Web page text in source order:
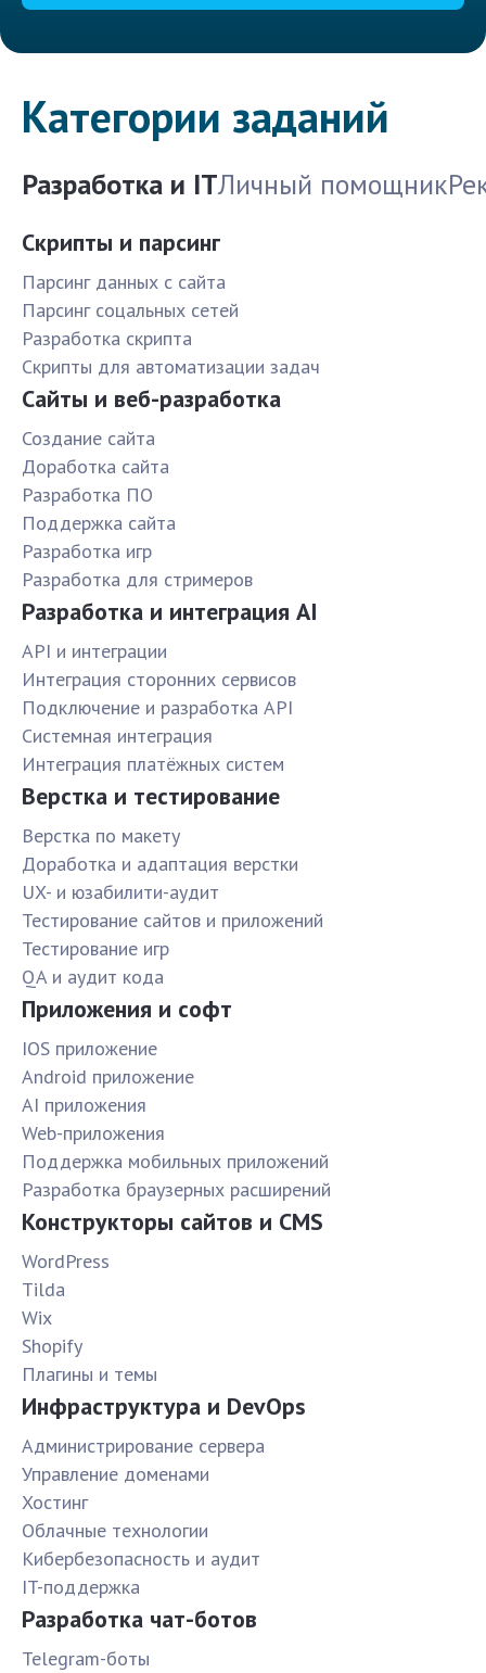
Категории заданий
Разработка и ITЛичный помощник
Скрипты и парсинг
Парсинг данных с сайта
Парсинг соцальных сетей
Разработка скрипта
Скрипты для автоматизации задач
Сайты и веб-разработка
Создание сайта
Доработка сайта
Разработка ПО
Поддержка сайта
Разработка игр
Разработка для стримеров
Разработка и интеграция AI
API и интеграции
Интеграция сторонних сервисов
Подключение и разработка API
Системная интеграция
Интеграция платёжных систем
Верстка и тестирование
Верстка по макету
Доработка и адаптация верстки
UX- и юзабилити-аудит
Тестирование сайтов и приложений
Тестирование игр
QA и аудит кода
Приложения и софт
IOS приложение
Android приложение
AI приложения
Web-приложения
Поддержка мобильных приложений
Разработка браузерных расширений
Конструкторы сайтов и CMS
WordPress
Tilda
Wix
Shopify
Плагины и темы
Инфраструктура и DevOps
Администрирование сервера
Управление доменами
Хостинг
Облачные технологии
Кибербезопасность и аудит
IT-поддержка
Разработка чат-ботов
Telegram-боты